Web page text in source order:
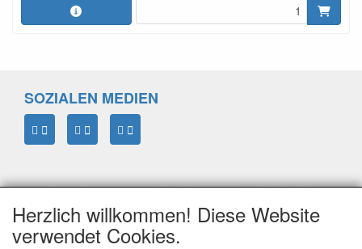
SOZIALEN MEDIEN
Herzlich willkommen! Diese Website
verwendet Cookies.